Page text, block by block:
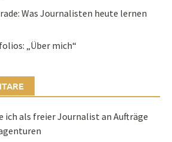
Was Journalisten heute lernen
„Über mich“
ich als freier Journalist an Aufträge